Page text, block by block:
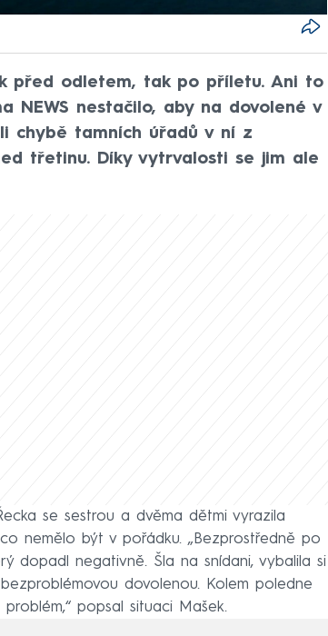
před odletem, tak po příletu. Ani to
NEWS nestačilo, aby na dovolené v
chybě tamních úřadů v ní z
třetinu. Díky vytrvalosti se jim ale
se sestrou a dvěma dětmi vyrazila
nemělo být v pořádku. „Bezprostředně po
dopadl negativně. Šla na snídani, vybalila si
dovolenou. Kolem poledne
popsal situaci Mašek.